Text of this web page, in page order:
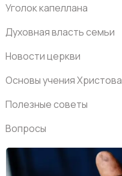
Уголок капеллана
Духовная власть семьи
Новости церкви
Основы учения Христова
Полезные советы
Вопросы